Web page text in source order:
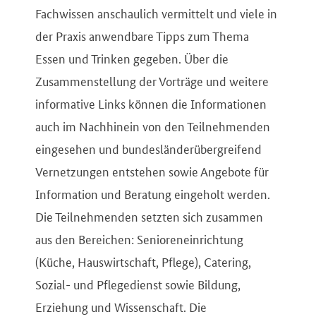
Fachwissen anschaulich vermittelt und viele in
der Praxis anwendbare Tipps zum Thema
Essen und Trinken gegeben. Über die
Zusammenstellung der Vorträge und weitere
informative Links können die Informationen
auch im Nachhinein von den Teilnehmenden
eingesehen und bundesländerübergreifend
Vernetzungen entstehen sowie Angebote für
Information und Beratung eingeholt werden.
Die Teilnehmenden setzten sich zusammen
aus den Bereichen: Senioreneinrichtung
(Küche, Hauswirtschaft, Pflege), Catering,
Sozial- und Pflegedienst sowie Bildung,
Erziehung und Wissenschaft. Die